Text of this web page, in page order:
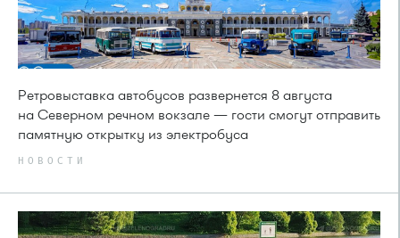
Ретровыставка автобусов развернется 8 августа
на Северном речном вокзале — гости смогут отправить
памятную открытку из электробуса
НОВОСТИ